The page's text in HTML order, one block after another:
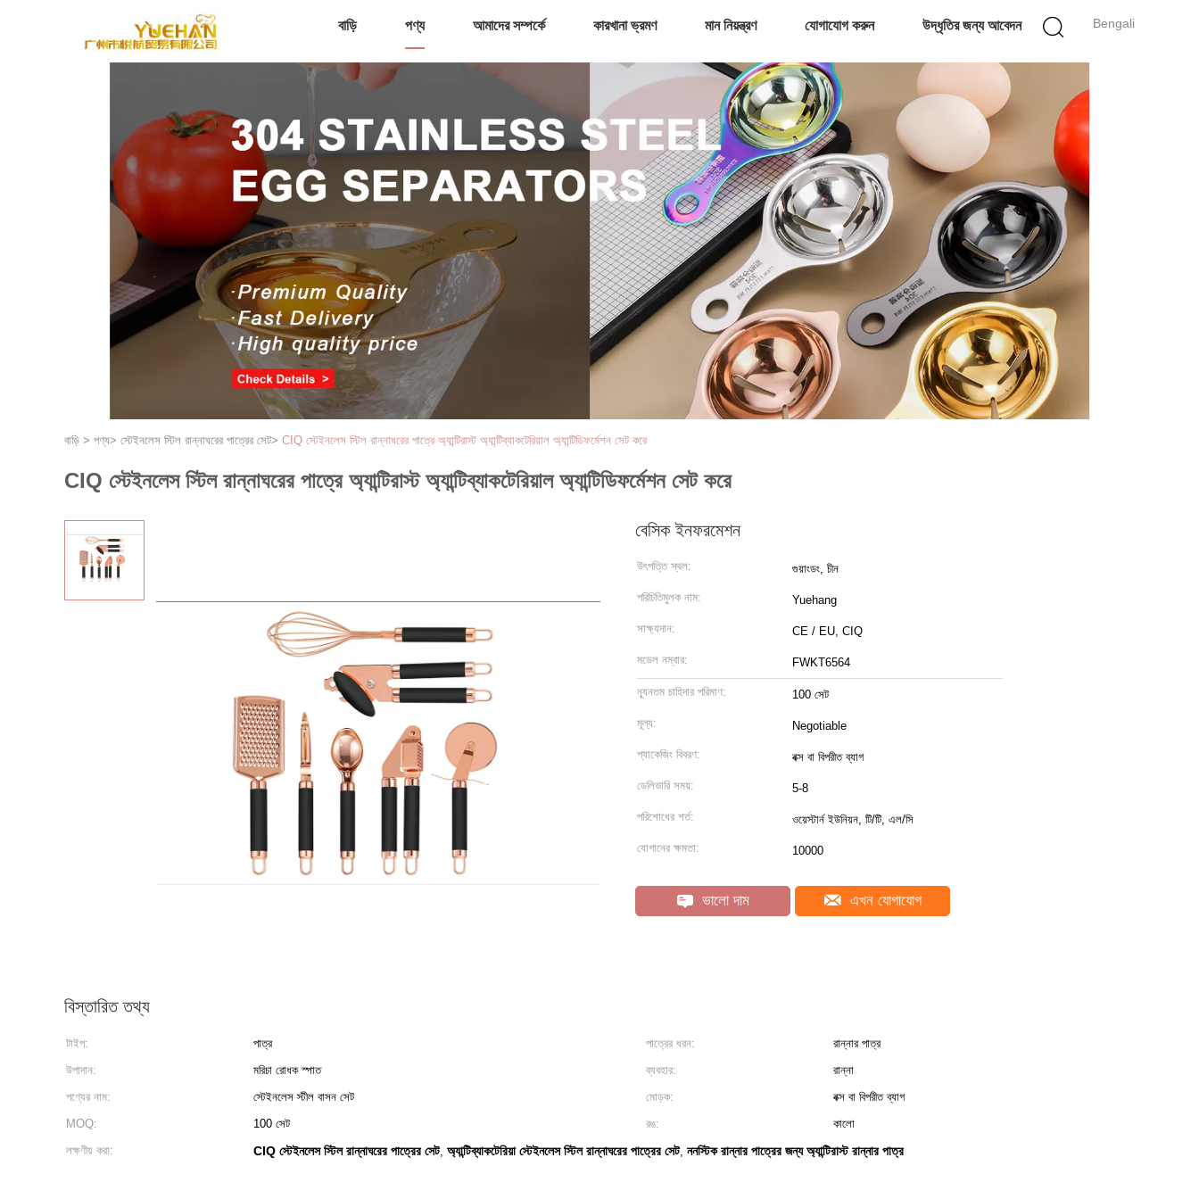
Bengali
বাড়ি পণ্য আমাদের সম্পর্কে কারখানা ভ্রমণ মান নিয়ন্ত্রণ যোগাযোগ করুন উদ্ধৃতির জন্য আবেদন
বাড়ি > পণ্য> স্টেইনলেস স্টিল রান্নাঘরের পাত্রের সেট> CIQ স্টেইনলেস স্টিল রান্নাঘরের পাত্রে অ্যান্টিরাস্ট অ্যান্টিব্যাকটেরিয়াল অ্যান্টিডিফর্মেশন সেট করে
CIQ স্টেইনলেস স্টিল রান্নাঘরের পাত্রে অ্যান্টিরাস্ট অ্যান্টিব্যাকটেরিয়াল অ্যান্টিডিফর্মেশন সেট করে
বেসিক ইনফরমেশন
উৎপত্তি স্থল: গুয়াংডং, চীন
পরিচিতিমুলক নাম: Yuehang
সাক্ষ্যদান: CE / EU, CIQ
মডেল নম্বার: FWKT6564
ন্যূনতম চাহিদার পরিমাণ: 100 সেট
মূল্য: Negotiable
প্যাকেজিং বিবরণ: বক্স বা বিপরীত ব্যাগ
ডেলিভারি সময়: 5-8
পরিশোধের শর্ত: ওয়েস্টার্ন ইউনিয়ন, টি/টি, এল/সি
যোগানের ক্ষমতা: 10000
ভালো দাম এখন যোগাযোগ
বিস্তারিত তথ্য
টাইপ: পাত্র পাত্রের ধরন:
রান্নার পাত্র
উপাদান:
মরিচা রোধক স্পাত ব্যবহার:
রান্না
পণ্যের নাম:
স্টেইনলেস স্টীল বাসন সেট মোড়ক:
বক্স বা বিপরীত ব্যাগ
MOQ:
100 সেট রঙ:
কালো
লক্ষণীয় করা:
CIQ স্টেইনলেস স্টিল রান্নাঘরের পাত্রের সেট, অ্যান্টিব্যাকটেরিয়া স্টেইনলেস স্টিল রান্নাঘরের পাত্রের সেট, ননস্টিক রান্নার পাত্রের জন্য অ্যান্টিরাস্ট রান্নার পাত্র